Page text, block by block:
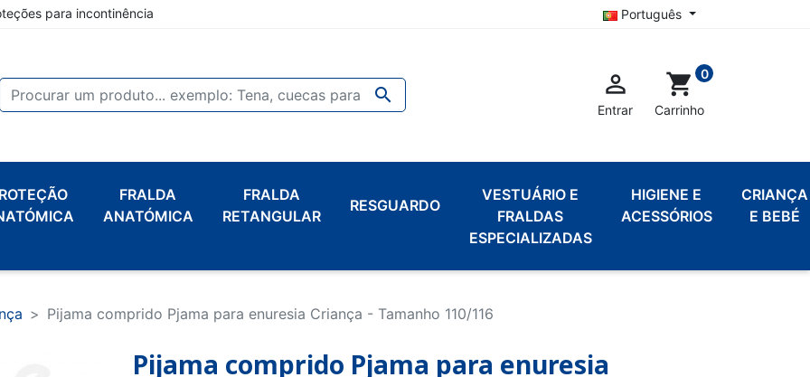
para incontinência Português
 
Entrar
shopping_cart 0
Carrinho
FRALDA
ANATÓMICA
FRALDA
RETANGULAR
RESGUARDO
VESTUÁRIO E
FRALDAS
ESPECIALIZADAS
HIGIENE E
ACESSÓRIOS
CRIANÇA
E BEBÉ
Pijama comprido Pjama para enuresia Criança - Tamanho 110/116
Pijama comprido Pjama para enuresia